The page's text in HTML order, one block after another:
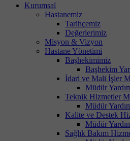
Kurumsal
Hastanemiz
Tarihçemiz
Değerlerimiz
Misyon & Vizyon
Hastane Yönetimi
Başhekimimiz
Başhekim
İdari ve Mali İşler
Müdür
Teknik Hizmetler
Müdür
Kalite ve Destek
Müdür
Sağlık Bakım